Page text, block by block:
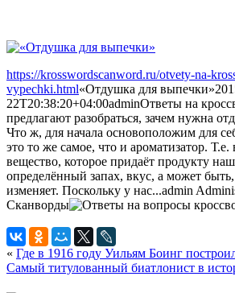
https://krosswordscanword.ru/otvety-na-
vypechki.html«Отдушка для выпечки»
22T20:38:20+04:00adminОтветы на
предлагают разобраться, зачем нужна
Что ж, для начала основоположим для
это то же самое, что и ароматизатор.
вещество, которое придаёт продукту
определённый запах, вкус, а может
изменяет. Поскольку у нас...admin
Сканворды
« Где в 1916 году Уильям Боинг
Самый титулованный биатлонист в